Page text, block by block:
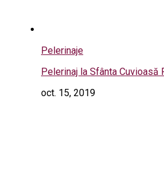
Pelerinaje
Pelerinaj la Sfânta Cuvioasă
oct. 15, 2019